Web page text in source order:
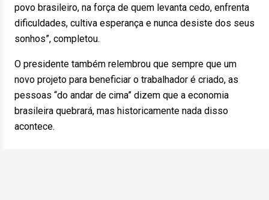
povo brasileiro, na força de quem levanta cedo, enfrenta
dificuldades, cultiva esperança e nunca desiste dos seus
sonhos”, completou.
O presidente também relembrou que sempre que um
novo projeto para beneficiar o trabalhador é criado, as
pessoas “do andar de cima” dizem que a economia
brasileira quebrará, mas historicamente nada disso
acontece.